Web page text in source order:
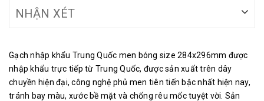
NHẬN XÉT
Gạch nhập khẩu Trung Quốc men bóng size 284x296mm được
nhập khẩu trực tiếp từ Trung Quốc, được sản xuất trên dây
chuyền hiện đại, công nghệ phủ men tiên tiến bậc nhất hiện nay,
tránh bay màu, xước bề mặt và chống rêu mốc tuyệt vời. Sản